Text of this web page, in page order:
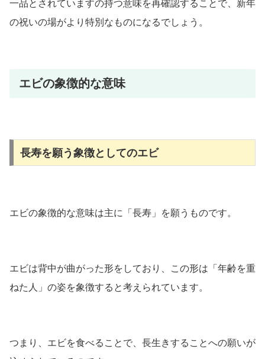
一品とされていますの持つ意味を再確認することで、新年
の祝いの場がより特別なものになるでしょう。
エビの象徴的な意味
長寿を願う象徴としてのエビ
エビの象徴的な意味は主に「長寿」を願うものです。
エビは背中が曲がった形をしており、この形は「年齢を重
ねた人」の姿を象徴すると考えられています。
つまり、エビを食べることで、長生きすることへの願いが